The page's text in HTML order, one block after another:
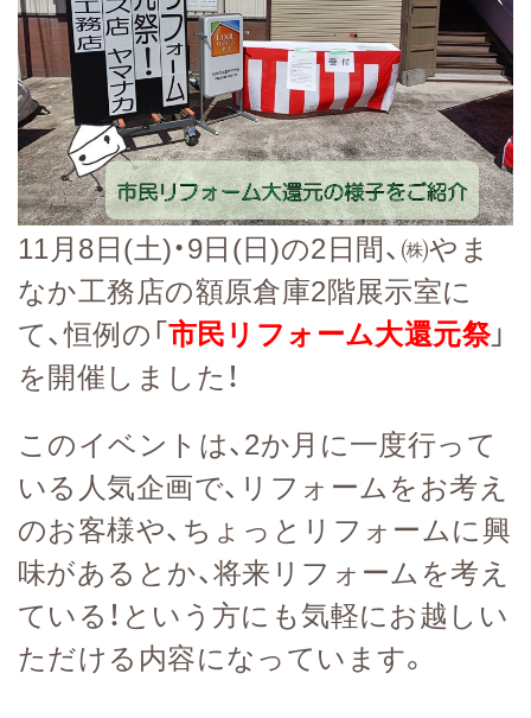
11月8日(土)・9日(日)の2日間、㈱やま
なか工務店の額原倉庫2階展示室に
て、恒例の「市民リフォーム大還元祭」
を開催しました！
このイベントは、2か月に一度行って
いる人気企画で、リフォームをお考え
のお客様や、ちょっとリフォームに興
味があるとか、将来リフォームを考え
ている！という方にも気軽にお越しい
ただける内容になっています。